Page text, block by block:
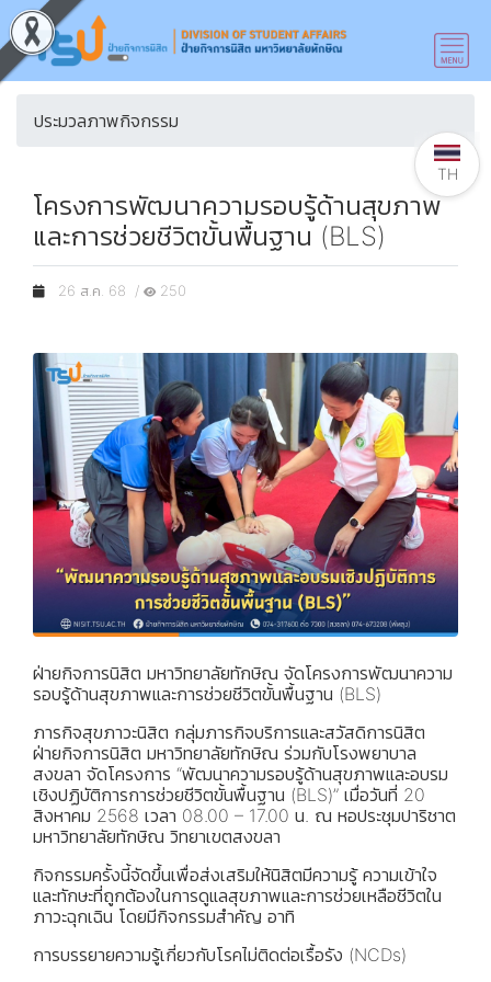
ประมวลภาพกิจกรรม
โครงการพัฒนาความรอบรู้ด้านสุขภาพ
และการช่วยชีวิตขั้นพื้นฐาน (BLS)
26 ส.ค. 68 / 250
ฝ่ายกิจการนิสิต มหาวิทยาลัยทักษิณ จัดโครงการพัฒนาความ
รอบรู้ด้านสุขภาพและการช่วยชีวิตขั้นพื้นฐาน (BLS)
ภารกิจสุขภาวะนิสิต กลุ่มภารกิจบริการและสวัสดิการนิสิต
ฝ่ายกิจการนิสิต มหาวิทยาลัยทักษิณ ร่วมกับโรงพยาบาล
สงขลา จัดโครงการ “พัฒนาความรอบรู้ด้านสุขภาพและอบรม
เชิงปฏิบัติการการช่วยชีวิตขั้นพื้นฐาน (BLS)” เมื่อวันที่ 20
สิงหาคม 2568 เวลา 08.00 – 17.00 น. ณ หอประชุมปาริชาต
มหาวิทยาลัยทักษิณ วิทยาเขตสงขลา
กิจกรรมครั้งนี้จัดขึ้นเพื่อส่งเสริมให้นิสิตมีความรู้ ความเข้าใจ
และทักษะที่ถูกต้องในการดูแลสุขภาพและการช่วยเหลือชีวิตใน
ภาวะฉุกเฉิน โดยมีกิจกรรมสำคัญ อาทิ
การบรรยายความรู้เกี่ยวกับโรคไม่ติดต่อเรื้อรัง (NCDs)
TH